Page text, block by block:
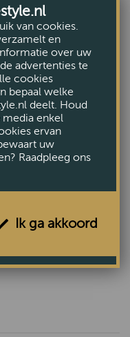
van cookies.
en
over uw
advertenties te
cookies
bepaal welke
deelt. Houd
media enkel
ervan
uw
Raadpleeg ons
Ik ga akkoord